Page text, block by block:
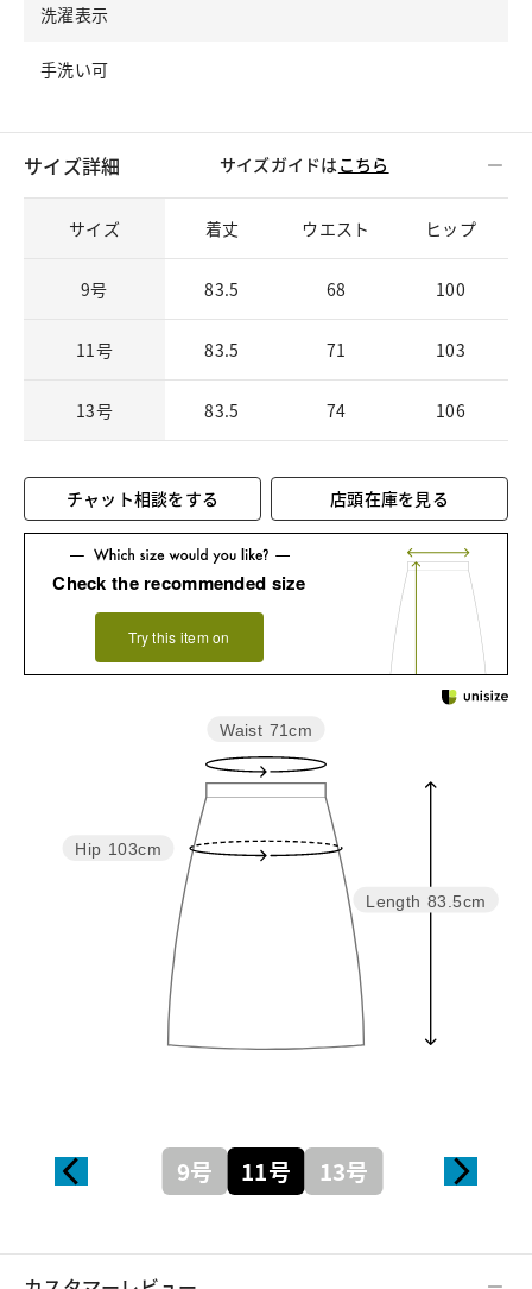
洗濯表示
手洗い可
サイズ詳細 サイズガイドはこちら
サイズ 着丈 ウエスト ヒップ
9号 83.5 68 100
11号 83.5 71 103
13号 83.5 74 106
チャット相談をする 店頭在庫を見る
Check the recommended size
Try this item on
Length 83.5cm
Hip 103cm
Waist 71cm
9号 11号 13号